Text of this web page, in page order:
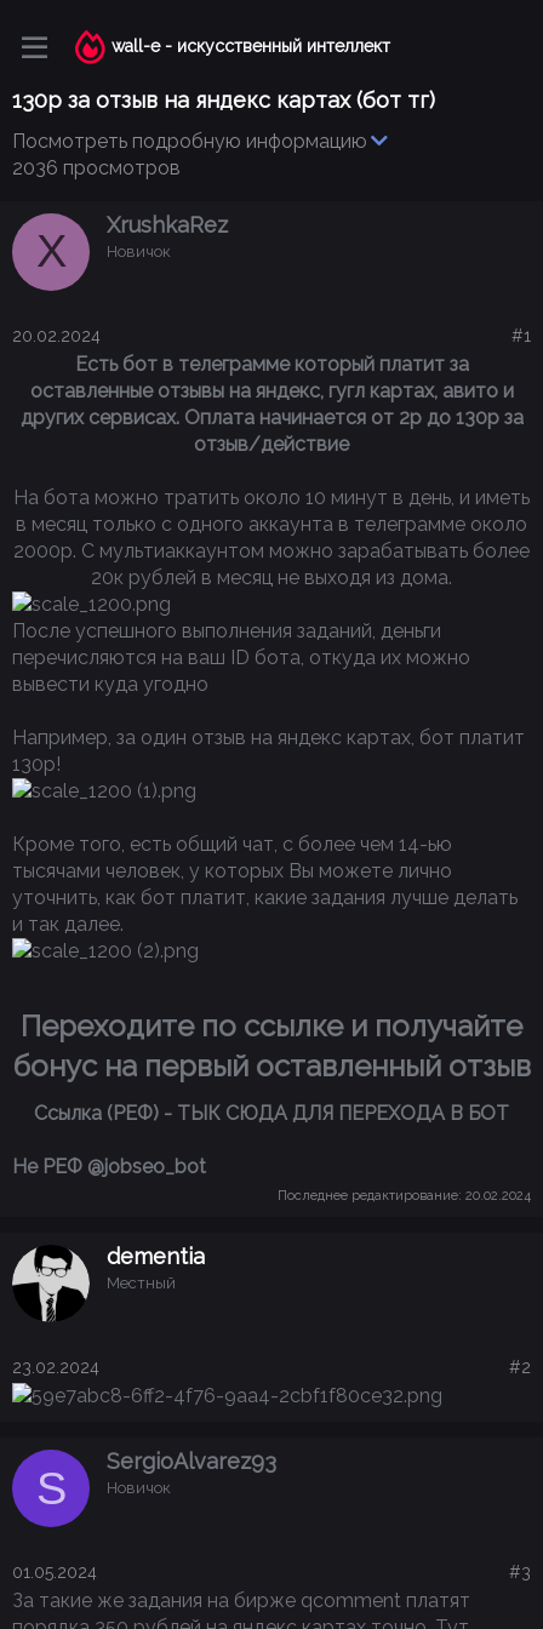
wall-e - искусственный интеллект
130р за отзыв на яндекс картах (бот тг)
Посмотреть подробную информацию
2036 просмотров
X
XrushkaRez
Новичок
20.02.2024 #1
Есть бот в телеграмме который платит за
оставленные отзывы на яндекс, гугл картах, авито и
других сервисах. Оплата начинается от 2р до 130р за
отзыв/действие
На бота можно тратить около 10 минут в день, и иметь
в месяц только с одного аккаунта в телеграмме около
2000р. С мультиаккаунтом можно зарабатывать более
20к рублей в месяц не выходя из дома.​
После успешного выполнения заданий, деньги
перечисляются на ваш ID бота, откуда их можно
вывести куда угодно
Например, за один отзыв на яндекс картах, бот платит
130р!
Кроме того, есть общий чат, с более чем 14-ью
тысячами человек, у которых Вы можете лично
уточнить, как бот платит, какие задания лучше делать
и так далее.
Переходите по ссылке и получайте
бонус на первый оставленный отзыв
Ссылка (РЕФ) - ТЫК СЮДА ДЛЯ ПЕРЕХОДА В БОТ
Не РЕФ @jobseo_bot
Последнее редактирование: 20.02.2024
dementia
Местный
23.02.2024 #2
S
SergioAlvarez93
Новичок
01.05.2024 #3
За такие же задания на бирже qcomment платят